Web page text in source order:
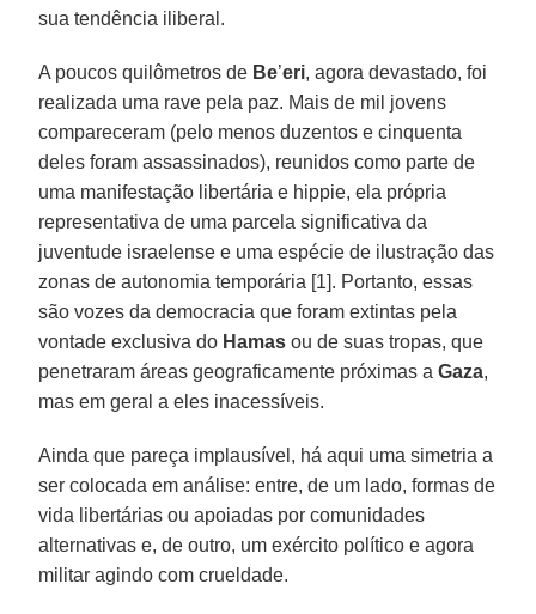
sua tendência iliberal.
A poucos quilômetros de Be’eri, agora devastado, foi
realizada uma rave pela paz. Mais de mil jovens
compareceram (pelo menos duzentos e cinquenta
deles foram assassinados), reunidos como parte de
uma manifestação libertária e hippie, ela própria
representativa de uma parcela significativa da
juventude israelense e uma espécie de ilustração das
zonas de autonomia temporária [1]. Portanto, essas
são vozes da democracia que foram extintas pela
vontade exclusiva do Hamas ou de suas tropas, que
penetraram áreas geograficamente próximas aGaza,
mas em geral a eles inacessíveis.
Ainda que pareça implausível, há aqui uma simetria a
ser colocada em análise: entre, de um lado, formas de
vida libertárias ou apoiadas por comunidades
alternativas e, de outro, um exército político e agora
militar agindo com crueldade.